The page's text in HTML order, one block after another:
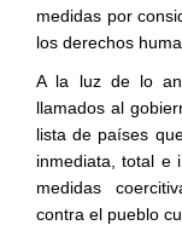
medidas por
los derechos
A la luz de lo
llamados al
lista de países
inmediata, total e
medidas
contra el pueblo